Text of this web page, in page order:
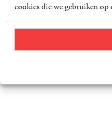
cookies die we gebruiken op